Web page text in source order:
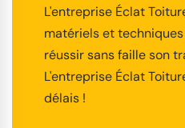
L'entreprise Éclat
matériels et
réussir sans faille son
L'entreprise Éclat
délais !